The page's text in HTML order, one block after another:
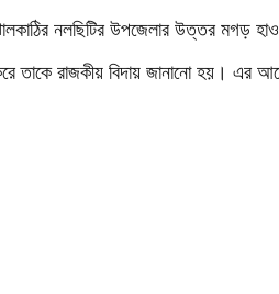
নলছিটির উপজেলার উত্তর মগড়
তাকে রাজকীয় বিদায় জানানো হয়। এর